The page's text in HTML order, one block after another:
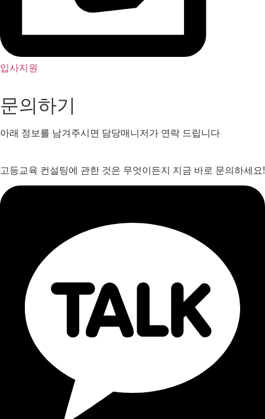
입사지원
문의하기
아래 정보를 남겨주시면 담당매니저가 연락 드립니다
고등교육 컨설팅에 관한 것은 무엇이든지 지금 바로 문의하세요!